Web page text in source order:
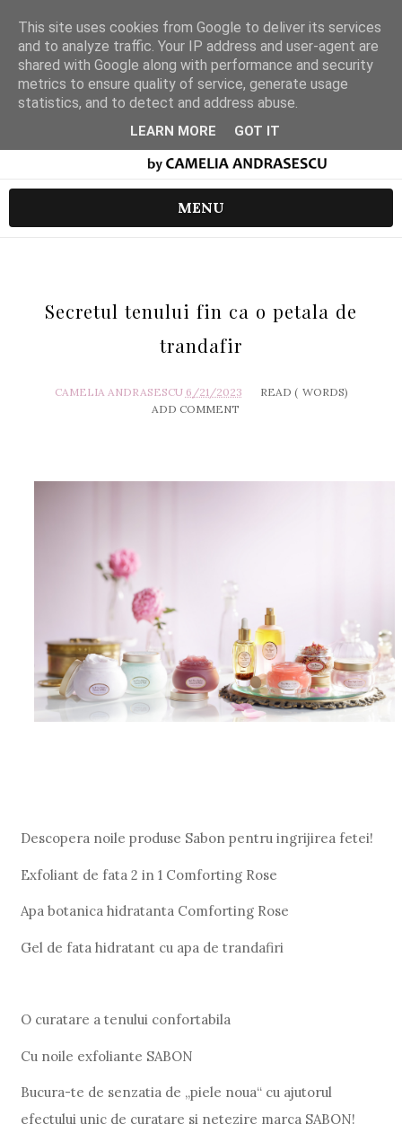
MENU
Secretul tenului fin ca o petala de
trandafir
CAMELIA ANDRASESCU 6/21/2023 READ ( WORDS)
ADD COMMENT
Descopera noile produse Sabon pentru ingrijirea fetei!
Exfoliant de fata 2 in 1 Comforting Rose
Apa botanica hidratanta Comforting Rose
Gel de fata hidratant cu apa de trandafiri
O curatare a tenului confortabila
Cu noile exfoliante SABON
Bucura-te de senzatia de „piele noua“ cu ajutorul
efectului unic de curatare si netezire marca SABON!
This site uses cookies from Google to deliver its services
and to analyze traffic. Your IP address and user-agent are
shared with Google along with performance and security
metrics to ensure quality of service, generate usage
statistics, and to detect and address abuse.
LEARN MORE GOT IT